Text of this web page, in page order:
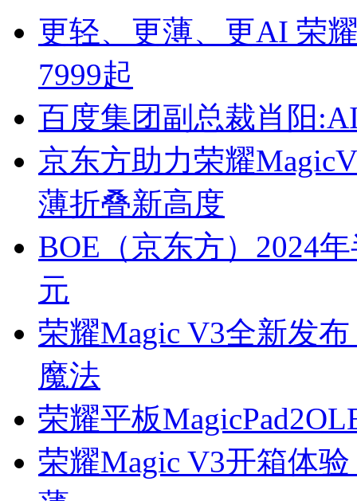
更轻、更薄、更AI 荣
7999起
百度集团副总裁肖阳
京东方助力荣耀
薄折叠新高度
BOE（京东方）2024
元
荣耀Magic V3全新发
魔法
荣耀平板
荣耀Magic V3开箱体